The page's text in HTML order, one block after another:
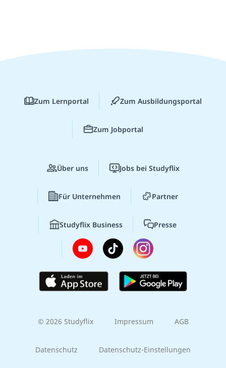
Zum Lernportal Zum Ausbildungsportal
Zum Jobportal
Über uns Jobs bei Studyflix
Für Unternehmen Partner
Studyflix Business Presse
© 2026 Studyflix Impressum AGB
Datenschutz Datenschutz-Einstellungen